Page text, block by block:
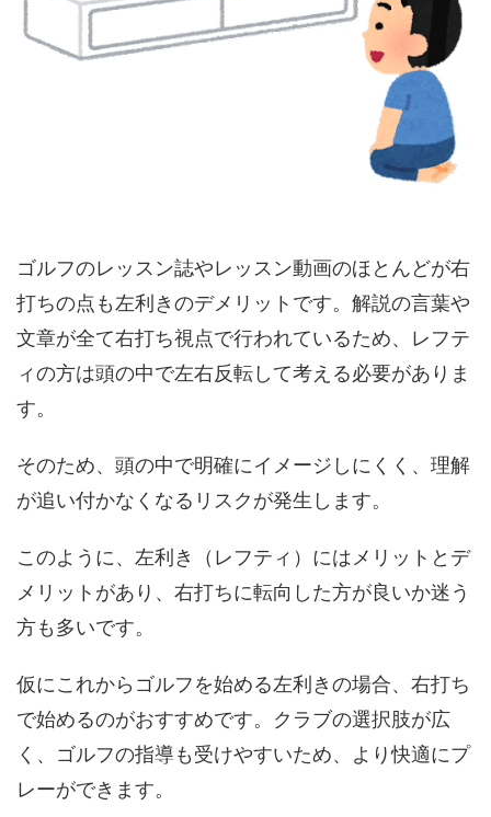
ゴルフのレッスン誌やレッスン動画のほとんどが右
打ちの点も左利きのデメリットです。解説の言葉や
文章が全て右打ち視点で行われているため、レフテ
ィの方は頭の中で左右反転して考える必要がありま
す。
そのため、頭の中で明確にイメージしにくく、理解
が追い付かなくなるリスクが発生します。
このように、左利き（レフティ）にはメリットとデ
メリットがあり、右打ちに転向した方が良いか迷う
方も多いです。
仮にこれからゴルフを始める左利きの場合、右打ち
で始めるのがおすすめです。クラブの選択肢が広
く、ゴルフの指導も受けやすいため、より快適にプ
レーができます。